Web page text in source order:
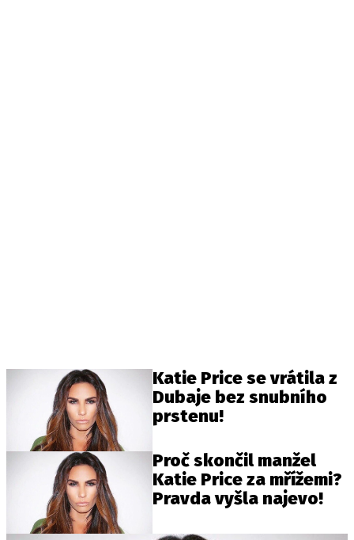
Katie Price se vrátila z
Dubaje bez snubního
prstenu!
Proč skončil manžel
Katie Price za mřížemi?
Pravda vyšla najevo!